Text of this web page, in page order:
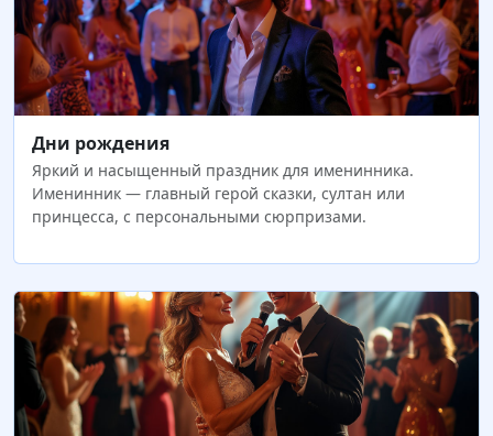
Дни рождения
Яркий и насыщенный праздник для именинника.
Именинник — главный герой сказки, султан или
принцесса, с персональными сюрпризами.